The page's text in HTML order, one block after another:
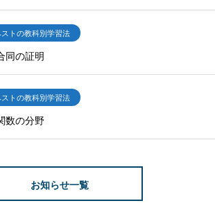
ストの教科別学習法
同の証明
ストの教科別学習法
数の分野
お知らせ一覧